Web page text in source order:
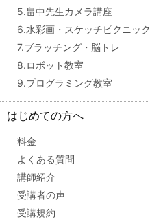
5.畠中先生カメラ講座
6.水彩画・スケッチピクニック
7.ブラッチング・脳トレ
8.ロボット教室
9.プログラミング教室
はじめての方へ
料金
よくある質問
講師紹介
受講者の声
受講規約